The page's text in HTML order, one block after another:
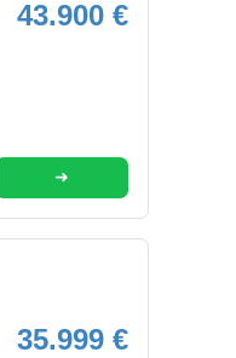
43.900 €
➜
35.999 €